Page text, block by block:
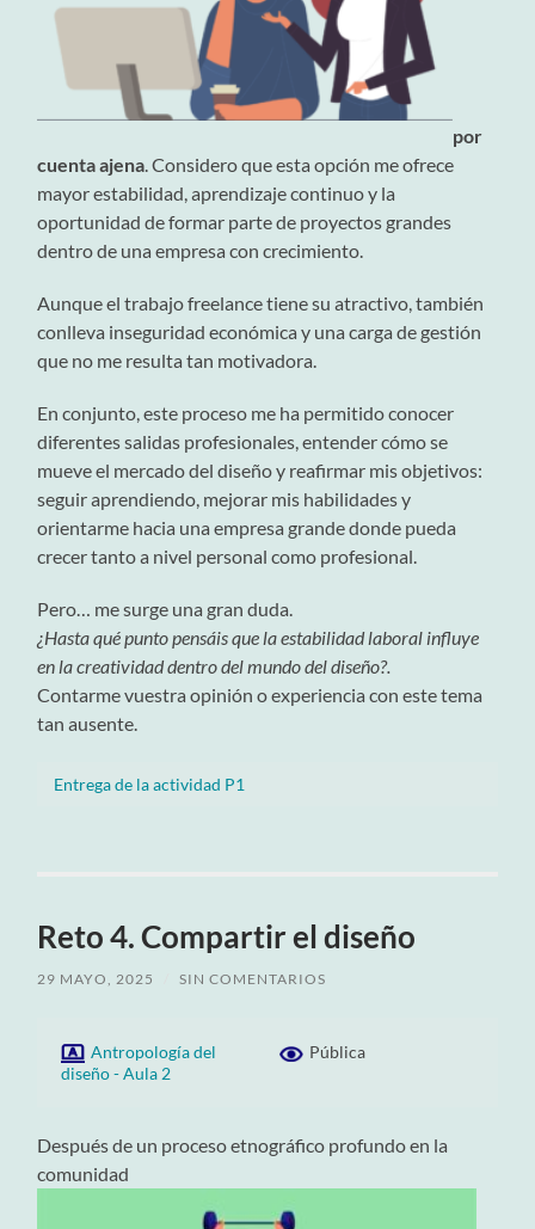
por
cuenta ajena. Considero que esta opción me ofrece
mayor estabilidad, aprendizaje continuo y la
oportunidad de formar parte de proyectos grandes
dentro de una empresa con crecimiento.
Aunque el trabajo freelance tiene su atractivo, también
conlleva inseguridad económica y una carga de gestión
que no me resulta tan motivadora.
En conjunto, este proceso me ha permitido conocer
diferentes salidas profesionales, entender cómo se
mueve el mercado del diseño y reafirmar mis objetivos:
seguir aprendiendo, mejorar mis habilidades y
orientarme hacia una empresa grande donde pueda
crecer tanto a nivel personal como profesional.
Pero… me surge una gran duda.
¿Hasta qué punto pensáis que la estabilidad laboral influye
en la creatividad dentro del mundo del diseño?.
Contarme vuestra opinión o experiencia con este tema
tan ausente.
Entrega de la actividad P1
Reto 4. Compartir el diseño
29 MAYO, 2025 SIN COMENTARIOS
Antropología del
diseño - Aula 2
Pública
Después de un proceso etnográfico profundo en la
comunidad